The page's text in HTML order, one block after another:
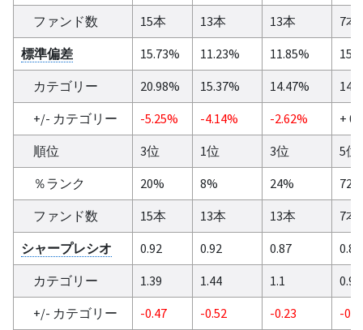
ファンド数
15本 13本 13本
7本
標準偏差
15.73% 11.23% 11.85%
カテゴリー
20.98% 15.37% 14.47%
+/- カテゴリー
-5.25% -4.14% -2.62%
+
順位
3位 1位 3位
5位
％ランク
20% 8% 24%
72%
ファンド数
15本 13本 13本
7本
シャープレシオ
0.92 0.92 0.87
0.87
カテゴリー
1.39 1.44 1.1
0.94
+/- カテゴリー
-0.47 -0.52 -0.23
-